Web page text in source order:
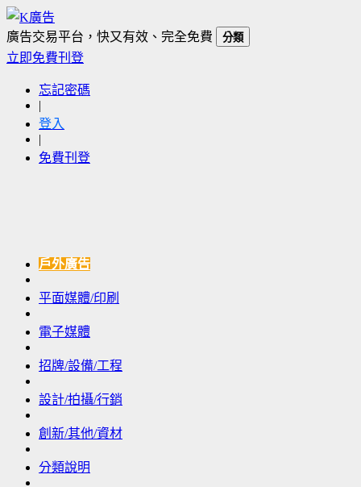
廣告交易平台，快又有效、完全免費 分類
立即免費刊登
忘記密碼
|
登入
|
免費刊登
戶外廣告
平面媒體/印刷
電子媒體
招牌/設備/工程
設計/拍攝/行銷
創新/其他/資材
分類說明